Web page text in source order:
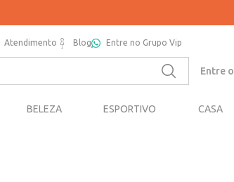
Atendimento Blog Entre no Grupo Vip
Entre
BELEZA ESPORTIVO CASA